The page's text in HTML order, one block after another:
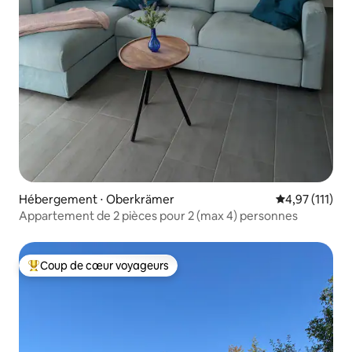
Hébergement ⋅ Oberkrämer Évaluation
4,97 (111)
Appartement de 2 pièces pour 2 (max 4) personnes
Coups de cœur voyageurs les plus appréciés
Coup de cœur voyageurs